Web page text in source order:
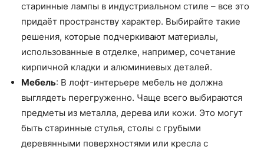
старинные лампы в индустриальном стиле – все это
придаёт пространству характер. Выбирайте такие
решения, которые подчеркивают материалы,
использованные в отделке, например, сочетание
кирпичной кладки и алюминиевых деталей.
Мебель: В лофт-интерьере мебель не должна
выглядеть перегруженно. Чаще всего выбираются
предметы из металла, дерева или кожи. Это могут
быть старинные стулья, столы с грубыми
деревянными поверхностями или кресла с